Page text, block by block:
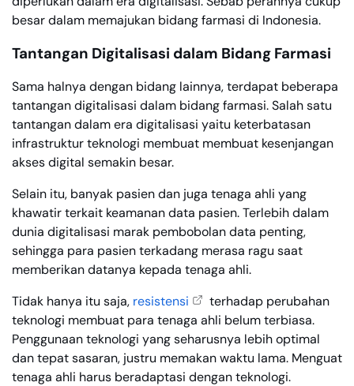
besar dalam memajukan bidang farmasi di Indonesia.
Tantangan Digitalisasi dalam Bidang Farmasi
Sama halnya dengan bidang lainnya, terdapat beberapa
tantangan digitalisasi dalam bidang farmasi. Salah satu
tantangan dalam era digitalisasi yaitu keterbatasan
infrastruktur teknologi membuat membuat kesenjangan
akses digital semakin besar.
Selain itu, banyak pasien dan juga tenaga ahli yang
khawatir terkait keamanan data pasien. Terlebih dalam
dunia digitalisasi marak pembobolan data penting,
sehingga para pasien terkadang merasa ragu saat
memberikan datanya kepada tenaga ahli.
Tidak hanya itu saja, resistensi
terhadap perubahan
teknologi membuat para tenaga ahli belum terbiasa.
Penggunaan teknologi yang seharusnya lebih optimal
dan tepat sasaran, justru memakan waktu lama. Menguat
tenaga ahli harus beradaptasi dengan teknologi.